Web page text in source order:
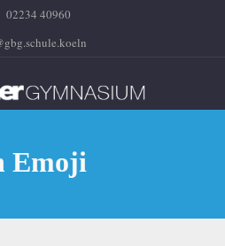
02234 40960
Emoji